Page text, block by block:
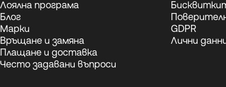
Лоялна програма
Блог
Марки
Връщане и замяна
Плащане и доставка
Често задавани въпроси
GDPR
Лични